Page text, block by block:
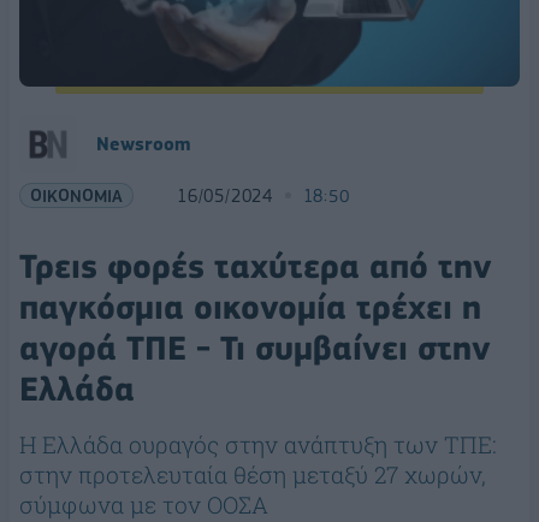
Newsroom
ΟΙΚΟΝΟΜΙΑ 16/05/2024 18:50
Τρεις φορές ταχύτερα από την
παγκόσμια οικονομία τρέχει η
αγορά ΤΠΕ - Τι συμβαίνει στην
Ελλάδα
Η Ελλάδα ουραγός στην ανάπτυξη των ΤΠΕ:
στην προτελευταία θέση μεταξύ 27 χωρών,
σύμφωνα με τον ΟΟΣΑ